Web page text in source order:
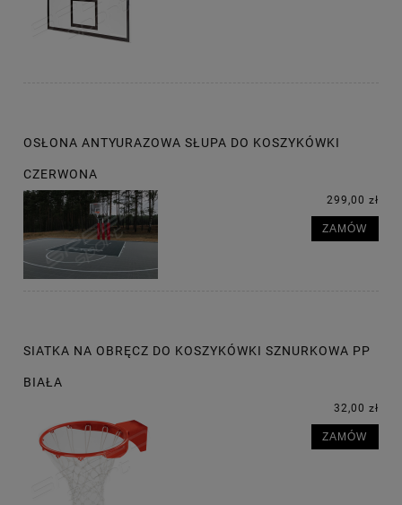
OSŁONA ANTYURAZOWA SŁUPA DO KOSZYKÓWKI
CZERWONA
299,00 zł
ZAMÓW
SIATKA NA OBRĘCZ DO KOSZYKÓWKI SZNURKOWA PP
BIAŁA
32,00 zł
ZAMÓW